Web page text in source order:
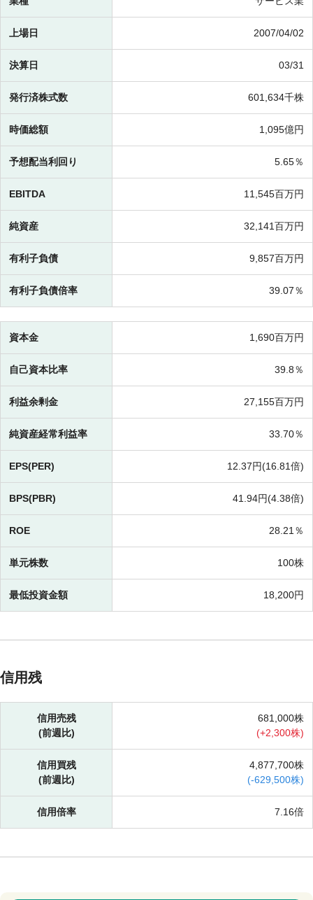
上場日 2007/04/02
決算日 03/31
発行済株式数 601,634千株
時価総額 1,095億円
予想配当利回り 5.65％
EBITDA 11,545百万円
純資産 32,141百万円
有利子負債 9,857百万円
有利子負債倍率 39.07％
資本金 1,690百万円
自己資本比率 39.8％
利益余剰金 27,155百万円
純資産経常利益率 33.70％
EPS(PER) 12.37円(16.81倍)
BPS(PBR) 41.94円(4.38倍)
ROE 28.21％
単元株数 100株
最低投資金額 18,200円
信用残
信用売残
(前週比)
681,000株
(+2,300株)
信用買残
(前週比)
4,877,700株
(-629,500株)
信用倍率 7.16倍